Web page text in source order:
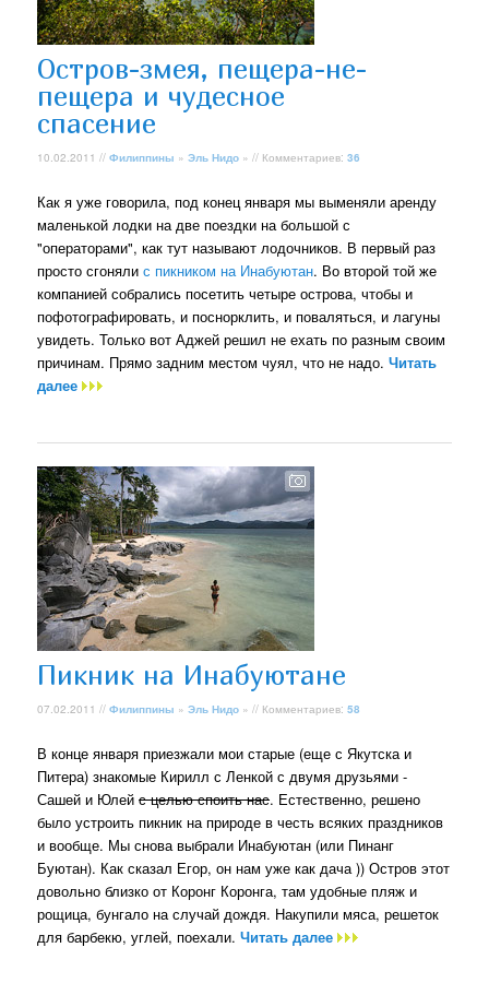
Остров-змея, пещера-не-
пещера и чудесное
спасение
10.02.2011 //Филиппины »Эль Нидо » // Комментариев:36
Как я уже говорила, под конец января мы выменяли аренду
маленькой лодки на две поездки на большой с
"операторами", как тут называют лодочников. В первый раз
просто сгонялис пикником на Инабуютан. Во второй той же
компанией собрались посетить четыре острова, чтобы и
пофотографировать, и поснорклить, и поваляться, и лагуны
увидеть. Только вот Аджей решил не ехать по разным своим
причинам. Прямо задним местом чуял, что не надо.Читать
далее
Пикник на Инабуютане
07.02.2011 //Филиппины »Эль Нидо » // Комментариев:58
В конце января приезжали мои старые (еще с Якутска и
Питера) знакомые Кирилл с Ленкой с двумя друзьями -
Сашей и Юлейс целью споить нас. Естественно, решено
было устроить пикник на природе в честь всяких праздников
и вообще. Мы снова выбрали Инабуютан (или Пинанг
Буютан). Как сказал Егор, он нам уже как дача )) Остров этот
довольно близко от Коронг Коронга, там удобные пляж и
рощица, бунгало на случай дождя. Накупили мяса, решеток
для барбекю, углей, поехали.Читать далее